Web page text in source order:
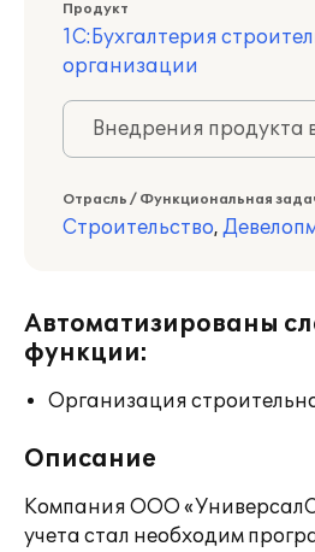
Продукт
1С:Бухгалтерия
организации
Внедрения продукта
Отрасль / Функциональная
Строительство,
Автоматизированы
функции:
Организация
Описание
Компания ООО
учета стал необходим